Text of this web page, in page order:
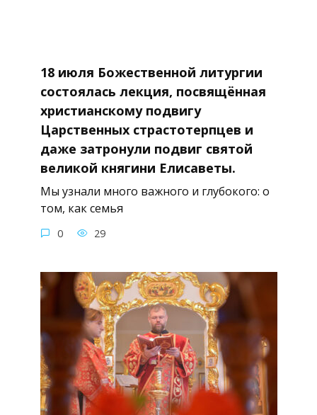
18 июля Божественной литургии
состоялась лекция, посвящённая
христианскому подвигу
Царственных страстотерпцев и
даже затронули подвиг святой
великой княгини Елисаветы.
Мы узнали много важного и глубокого: о
том, как семья
0 29